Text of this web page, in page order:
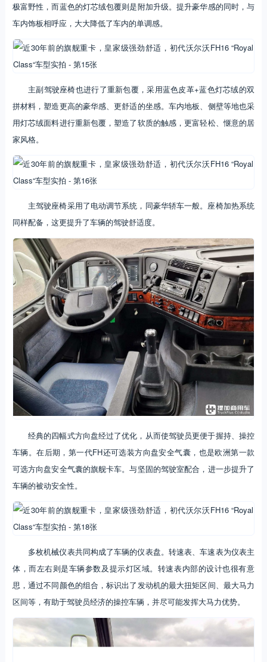
极富野性，而蓝色的灯芯绒包覆则是附加升级。提升豪华感的同时，与
车内饰板相呼应，大大降低了车内的单调感。
主副驾驶座椅也进行了重新包覆，采用蓝色皮革+蓝色灯芯绒的双
拼材料，塑造更高的豪华感、更舒适的坐感。车内地板、侧壁等地也采
用灯芯绒面料进行重新包覆，塑造了软质的触感，更富轻松、惬意的居
家风格。
主驾驶座椅采用了电动调节系统，同豪华轿车一般。座椅加热系统
同样配备，这更提升了车辆的驾驶舒适度。
经典的四幅式方向盘经过了优化，从而使驾驶员更便于握持、操控
车辆。在后期，第一代FH还可选装方向盘安全气囊，也是欧洲第一款
可选方向盘安全气囊的旗舰卡车。与坚固的驾驶室配合，进一步提升了
车辆的被动安全性。
多枚机械仪表共同构成了车辆的仪表盘。转速表、车速表为仪表主
体，而左右则是车辆参数及提示灯区域。转速表内部的设计也很有意
思，通过不同颜色的组合，标识出了发动机的最大扭矩区间、最大马力
区间等，有助于驾驶员经济的操控车辆，并尽可能发挥大马力优势。